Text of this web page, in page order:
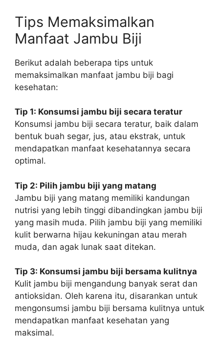
Tips Memaksimalkan
Manfaat Jambu Biji
Berikut adalah beberapa tips untuk
memaksimalkan manfaat jambu biji bagi
kesehatan:
Tip 1: Konsumsi jambu biji secara teratur
Konsumsi jambu biji secara teratur, baik dalam
bentuk buah segar, jus, atau ekstrak, untuk
mendapatkan manfaat kesehatannya secara
optimal.
Tip 2: Pilih jambu biji yang matang
Jambu biji yang matang memiliki kandungan
nutrisi yang lebih tinggi dibandingkan jambu biji
yang masih muda. Pilih jambu biji yang memiliki
kulit berwarna hijau kekuningan atau merah
muda, dan agak lunak saat ditekan.
Tip 3: Konsumsi jambu biji bersama kulitnya
Kulit jambu biji mengandung banyak serat dan
antioksidan. Oleh karena itu, disarankan untuk
mengonsumsi jambu biji bersama kulitnya untuk
mendapatkan manfaat kesehatan yang
maksimal.